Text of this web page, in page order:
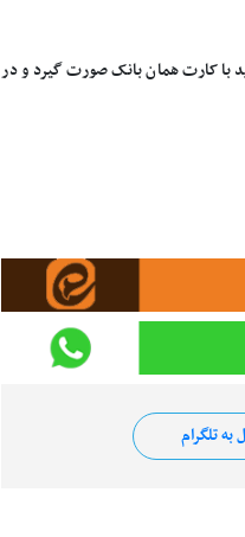
الزاماً باید با کارت همان بانک صورت گیرد و در
به تلگرام